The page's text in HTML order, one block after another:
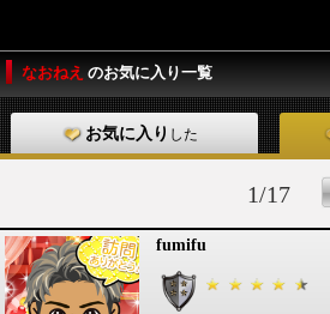
なおねえ のお気に入り一覧
お気に入り した
1/17
fumifu